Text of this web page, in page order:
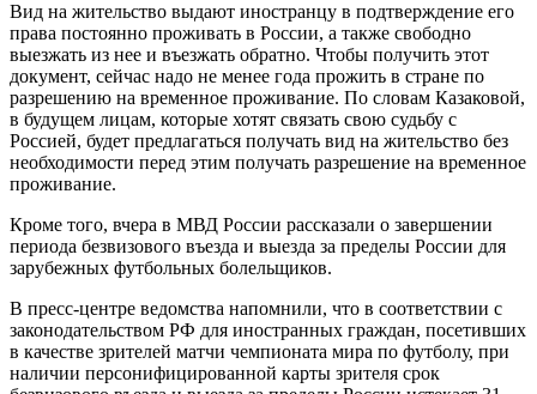
Вид на жительство выдают иностранцу в подтверждение его
права постоянно проживать в России, а также свободно
выезжать из нее и въезжать обратно. Чтобы получить этот
документ, сейчас надо не менее года прожить в стране по
разрешению на временное проживание. По словам Казаковой,
в будущем лицам, которые хотят связать свою судьбу с
Россией, будет предлагаться получать вид на жительство без
необходимости перед этим получать разрешение на временное
проживание.
Кроме того, вчера в МВД России рассказали о завершении
периода безвизового въезда и выезда за пределы России для
зарубежных футбольных болельщиков.
В пресс-центре ведомства напомнили, что в соответствии с
законодательством РФ для иностранных граждан, посетивших
в качестве зрителей матчи чемпионата мира по футболу, при
наличии персонифицированной карты зрителя срок